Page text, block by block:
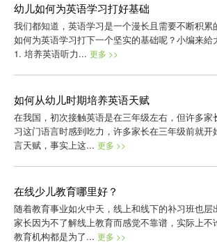
幼儿如何为英语学习打好基础
我们都知道，英语学习是一个漫长且需要不断积累
如何为英语学习打下一个坚实的基础呢？小编来給
1. 培养英语听力... 更多 >>
如何从幼儿时期培养英语天赋
在我国，初次接触英语是在三年级左右，但许多家
习这门语言时感到吃力，许多家长在三年级前就开
言天赋，事实上这... 更多 >>
在线少儿教育哪里好？
随着教育事业如火中天，线上和线下的补习班也层
家长因为不了解线上教育而感觉不靠谱，实际上不
教育机构都是为了... 更多 >>